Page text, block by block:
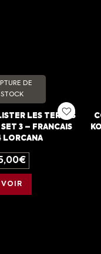
DE
STOCK
LES TERRES
SET 3 – FRANCAIS
LORCANA
€
VOIR